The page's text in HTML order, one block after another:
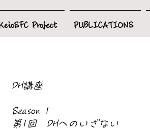
Project PUBLICATIONS
DH講座
Season 1
第1回 DHへのいざない